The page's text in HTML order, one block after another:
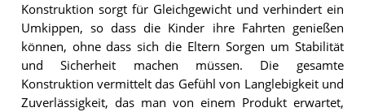
Konstruktion sorgt für Gleichgewicht und verhindert ein
Umkippen, so dass die Kinder ihre Fahrten genießen
können, ohne dass sich die Eltern Sorgen um Stabilität
und Sicherheit machen müssen. Die gesamte
Konstruktion vermittelt das Gefühl von Langlebigkeit und
Zuverlässigkeit, das man von einem Produkt erwartet,